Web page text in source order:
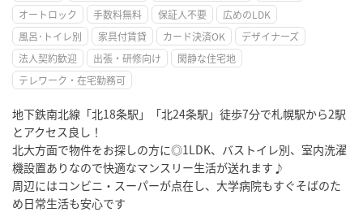
オートロック
手数料無料 保証人不要
広めのLDK
風呂･トイレ別
家具付賃貸 カード決済OK
デザイナーズ
法人契約歓迎
出張・研修向け
閑静な住宅地
テレワーク・在宅勤務可
地下鉄南北線「北18条駅」「北24条駅」徒歩7分で札幌駅から2駅
とアクセス良し！
北大方面で物件をお探しの方に◎1LDK、バストイレ別、室内洗濯
機設置ありなので快適なマンスリー生活が送れます♪
周辺にはコンビニ・スーパーが点在し、大学病院もすぐそばのた
め日常生活も安心です